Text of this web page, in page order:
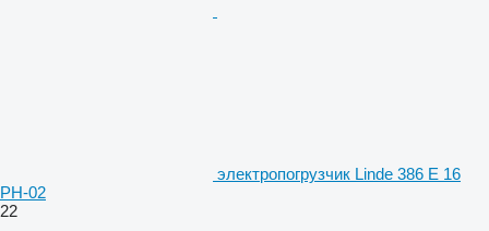
электропогрузчик Linde 386 E 16
PH-02
22